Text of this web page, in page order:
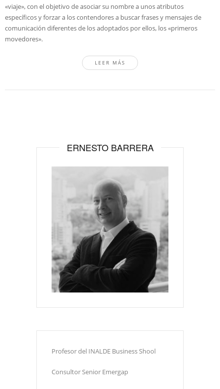
«viaje», con el objetivo de asociar su nombre a unos atributos
específicos y forzar a los contendores a buscar frases y mensajes de
comunicación diferentes de los adoptados por ellos, los «primeros
movedores».
LEER MÁS
ERNESTO BARRERA
Profesor del INALDE Business Shool
Consultor Senior Emergap